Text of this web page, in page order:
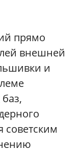
прямо
внешней
и
советским